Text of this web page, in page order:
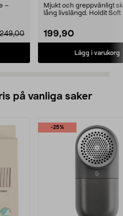
–
249,00
Mjukt och greppvänligt
lång livslängd. Holdit Soft
199,90
Lägg i varukorg
på vanliga saker
-25%